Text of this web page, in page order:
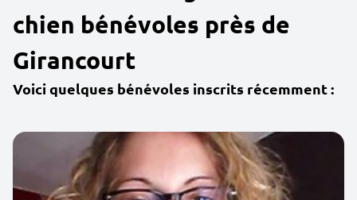
chien bénévoles près de
Girancourt
Voici quelques bénévoles inscrits récemment :